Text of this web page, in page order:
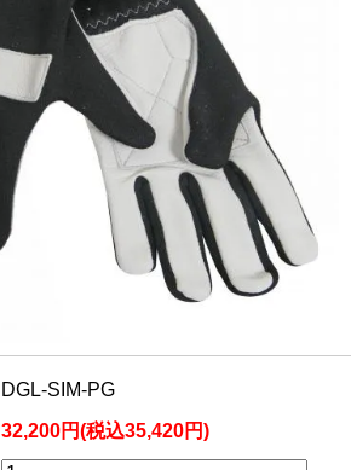
DGL-SIM-PG
32,200円(税込35,420円)